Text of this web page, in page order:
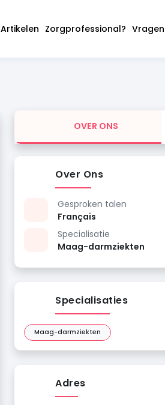
Artikelen Zorgprofessional? Vragen
OVER ONS
Over Ons
Gesproken talen
Français
Specialisatie
Maag-darmziekten
Specialisaties
Maag-darmziekten
Adres